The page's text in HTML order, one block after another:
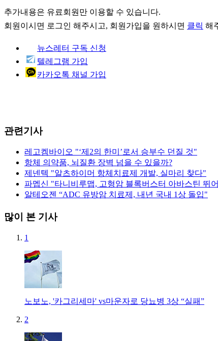
추가내용은 유료회원만 이용할 수 있습니다.
회원이시면 로그인 해주시고, 회원가입을 원하시면 클릭 해
뉴스레터 구독 신청
텔레그램 가입
카카오톡 채널 가입
관련기사
레고켐바이오 "‘제2의 한미’로서 승부수 던질 것"
항체 의약품, 뇌질환 장벽 넘을 수 있을까?
제넨텍 "알츠하이머 항체치료제 개발, 실마리 찾다"
파멥신 "타니비루맵, 고형암 블록버스터 아바스틴 뛰
알테오젠 “ADC 유방암 치료제, 내년 국내 1상 돌입"
많이 본 기사
1
노보노, '카그리세마' vs마운자로 당뇨병 3상 “실패”
2